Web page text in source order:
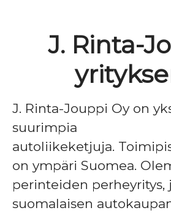
J. Rinta-
J. Rinta-Jouppi Oy on
suurimpia
autoliikeketjuja.
on ympäri Suomea.
perinteiden perheyritys,
suomalaisen